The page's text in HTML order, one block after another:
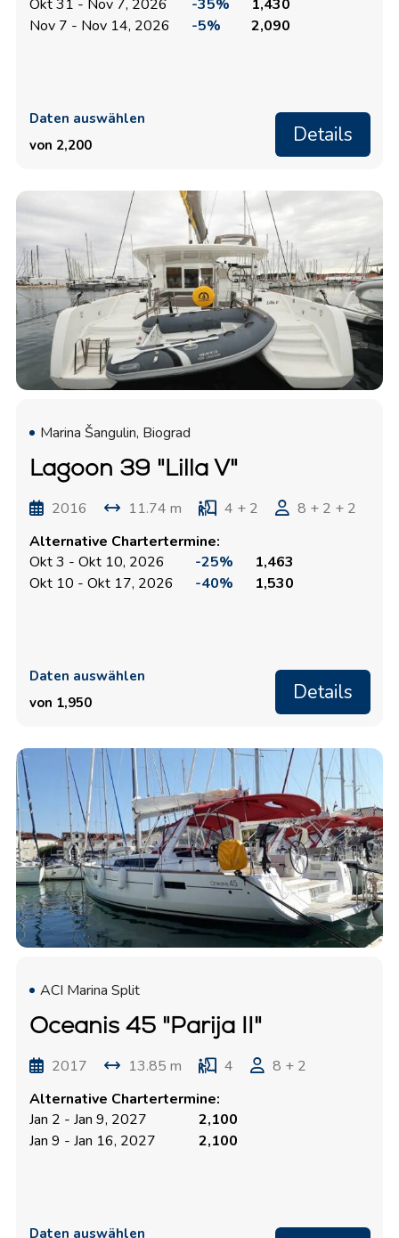
Okt 31 - Nov 7, 2026 -35%
1,430
Nov 7 - Nov 14, 2026
-5% 2,090
Daten auswählen
von 2,200
Details
Marina Šangulin, Biograd
Lagoon 39 "Lilla V"
2016 11.74 m 4 + 2
8 + 2 + 2
Alternative Chartertermine:
Okt 3 - Okt 10, 2026
-25%
1,463
Okt 10 - Okt 17, 2026
-40% 1,530
Daten auswählen
von 1,950
Details
ACI Marina Split
Oceanis 45 "Parija II"
2017 13.85 m 4
8 + 2
Alternative Chartertermine:
Jan 2 - Jan 9, 2027
2,100
Jan 9 - Jan 16, 2027
2,100
Daten auswählen